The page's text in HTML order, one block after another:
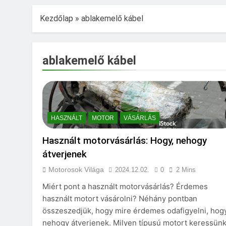
Kezdőlap » ablakemelő kábel
ablakemelő kábel
HASZNÁLT MOTOR VÁSÁRLÁS
Használt motorvásárlás: Hogy, nehogy
átverjenek
Motorosok Világa 2024.12.02. 0 2 Mins
Miért pont a használt motorvásárlás? Érdemes
használt motort vásárolni? Néhány pontban
összeszedjük, hogy mire érdemes odafigyelni,
nehogy átverjenek. Milyen típusú motort